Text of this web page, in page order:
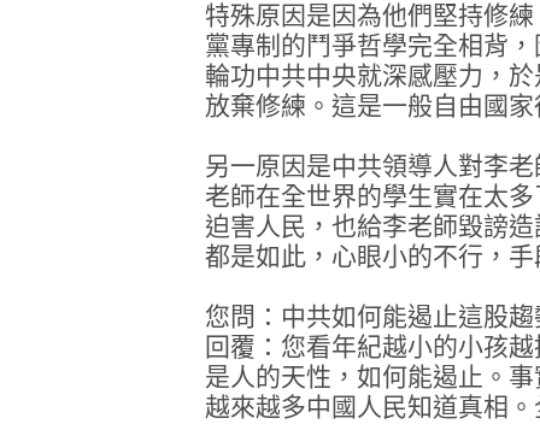
特殊原因是因為他們堅持修
黨專制的鬥爭哲學完全相背
輪功中共中央就深感壓力，
放棄修練。這是一般自由國
另一原因是中共領導人對李
老師在全世界的學生實在太
迫害人民，也給李老師毀謗
都是如此，心眼小的不行，
您問：中共如何能遏止這股趨
回覆：您看年紀越小的小孩
是人的天性，如何能遏止。
越來越多中國人民知道真相